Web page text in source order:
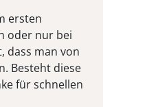
ersten
oder nur bei
dass man von
Besteht diese
für schnellen